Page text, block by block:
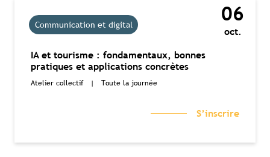
Communication et digital
06
oct.
IA et tourisme : fondamentaux, bonnes
pratiques et applications concrètes
Atelier collectif | Toute la journée
S’inscrire